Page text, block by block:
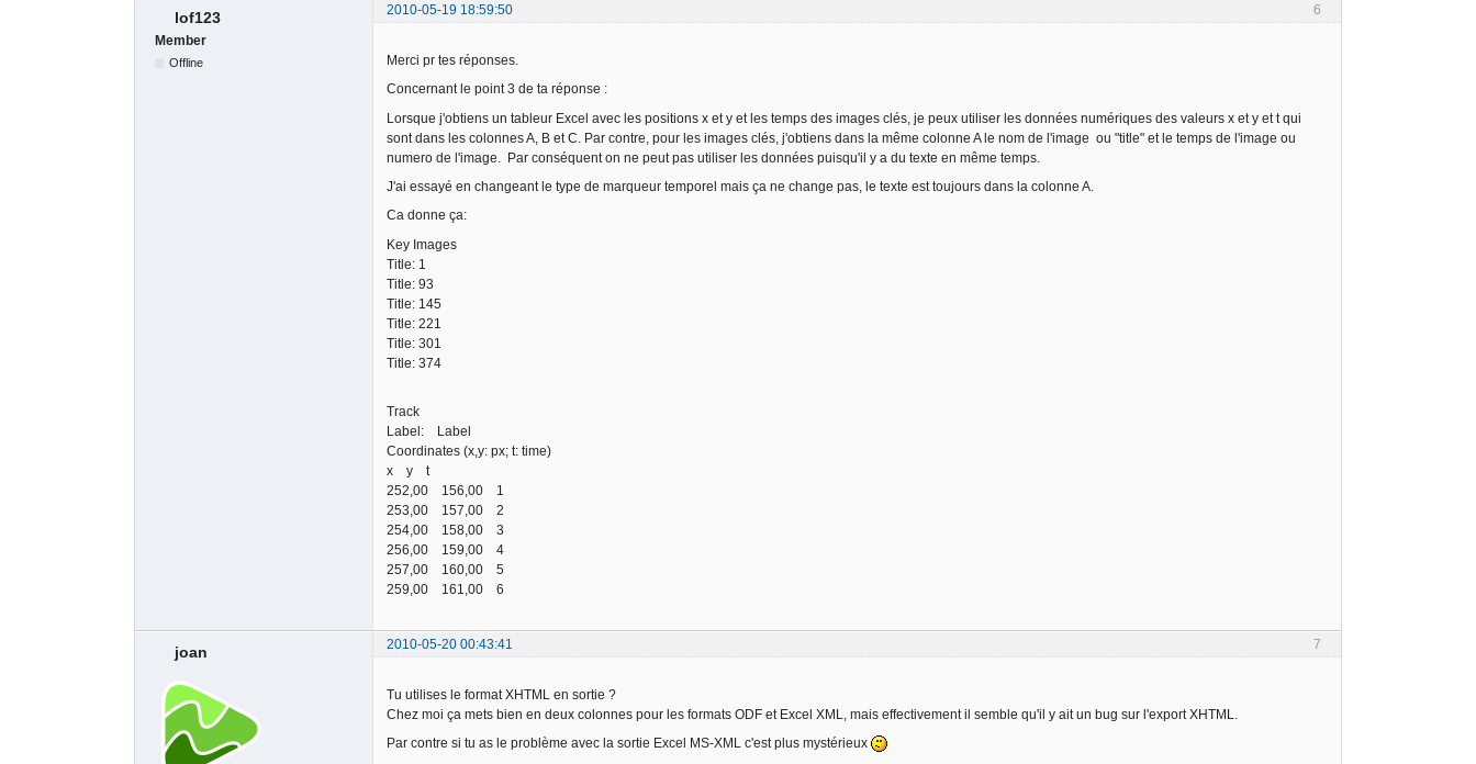
6
lof123
2010-05-19 18:59:50
Member
Offline
Merci pr tes réponses.
Concernant le point 3 de ta réponse :
Lorsque j'obtiens un tableur Excel avec les positions x et y et les temps des images clés, je peux utiliser les données numériques des valeurs x et y et t qui
sont dans les colonnes A, B et C. Par contre, pour les images clés, j'obtiens dans la même colonne A le nom de l'image ou "title" et le temps de l'image ou
numero de l'image. Par conséquent on ne peut pas utiliser les données puisqu'il y a du texte en même temps.
J'ai essayé en changeant le type de marqueur temporel mais ça ne change pas, le texte est toujours dans la colonne A.
Ca donne ça:
Key Images
Title: 1
Title: 93
Title: 145
Title: 221
Title: 301
Title: 374
Track
Label: Label
Coordinates (x,y: px; t: time)
x y t
252,00 156,00 1
253,00 157,00 2
254,00 158,00 3
256,00 159,00 4
257,00 160,00 5
259,00 161,00 6
7
joan 2010-05-20 00:43:41
Tu utilises le format XHTML en sortie ?
Chez moi ça mets bien en deux colonnes pour les formats ODF et Excel XML, mais effectivement il semble qu'il y ait un bug sur l'export XHTML.
Par contre si tu as le problème avec la sortie Excel MS-XML c'est plus mystérieux